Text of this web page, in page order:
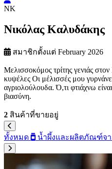
ΝΚ
Νικόλας Καλυδάκης
สมาชิกตั้งแต่ February 2026
Μελισσοκόμος τρίτης γενιάς
κυψέλες Οι μέλισσές μου
αγριολούλουδα. Ό,τι φτιάχνω
βιασύνη.
2 สินค้าที่ขายอยู่
ทั้งหมด น้ำผึ้งและผลิตภัณฑ์จา